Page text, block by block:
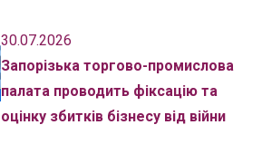
30.07.2026
Запорізька торгово-промислова
палата проводить фіксацію та
оцінку збитків бізнесу від війни